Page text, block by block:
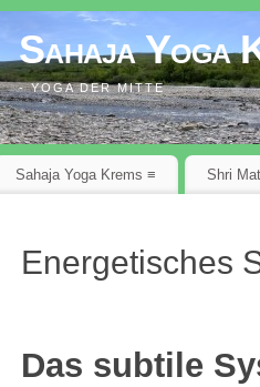
Sahaja Yoga
- YOGA DER MITTE
Sahaja Yoga Krems ≡ Shri
Energetisches
Das subtile